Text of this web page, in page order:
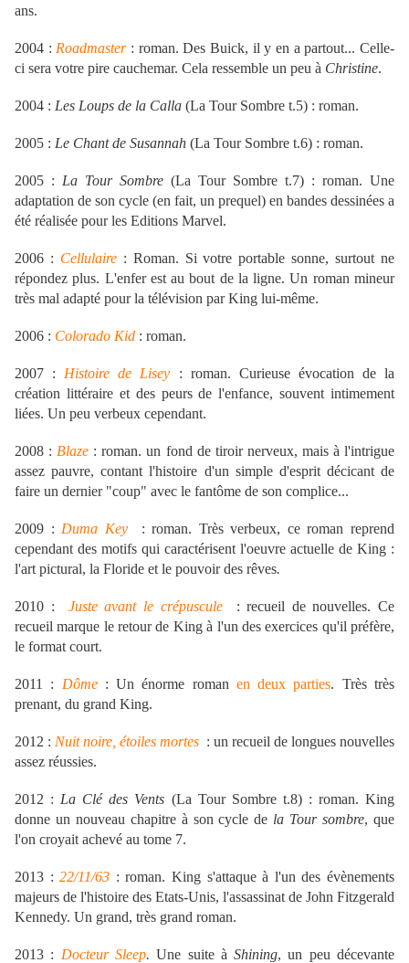
ans.
2004 : Roadmaster: roman. Des Buick, il y en a partout... Celle-
ci sera votre pire cauchemar. Cela ressemble un peu à Christine.
2004 : Les Loups de la Calla (La Tour Sombre t.5) : roman.
2005 : Le Chant de Susannah (La Tour Sombre t.6) : roman.
2005 : La Tour Sombre (La Tour Sombre t.7) : roman. Une
adaptation de son cycle (en fait, un prequel) en bandes dessinées a
été réalisée pour les Editions Marvel.
2006 : Cellulaire: Roman. Si votre portable sonne, surtout ne
répondez plus. L'enfer est au bout de la ligne. Un roman mineur
très mal adapté pour la télévision par King lui-même.
2006 : Colorado Kid : roman.
2007 : Histoire de Lisey : roman. Curieuse évocation de la
création littéraire et des peurs de l'enfance, souvent intimement
liées. Un peu verbeux cependant.
2008 : Blaze : roman. un fond de tiroir nerveux, mais à l'intrigue
assez pauvre, contant l'histoire d'un simple d'esprit décicant de
faire un dernier "coup" avec le fantôme de son complice...
2009 : Duma Key
: roman. Très verbeux, ce roman reprend
cependant des motifs qui caractérisent l'oeuvre actuelle de King :
l'art pictural, la Floride et le pouvoir des rêves.
2010 : Juste avant le crépuscule: recueil de nouvelles. Ce
recueil marque le retour de King à l'un des exercices qu'il préfère,
le format court.
2011 : Dôme: Un énorme roman en deux parties. Très très
prenant, du grand King.
2012 : Nuit noire, étoiles mortes : un recueil de longues nouvelles
assez réussies.
2012 : La Clé des Vents (La Tour Sombre t.8) : roman. King
donne un nouveau chapitre à son cycle de la Tour sombre, que
l'on croyait achevé au tome 7.
2013 : 22/11/63 : roman. King s'attaque à l'un des évènements
majeurs de l'histoire des Etats-Unis, l'assassinat de John Fitzgerald
Kennedy. Un grand, très grand roman.
2013 : Docteur Sleep. Une suite à Shining, un peu décevante